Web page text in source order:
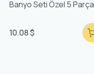
Banyo Seti Özel 5 Parça
10.08 $